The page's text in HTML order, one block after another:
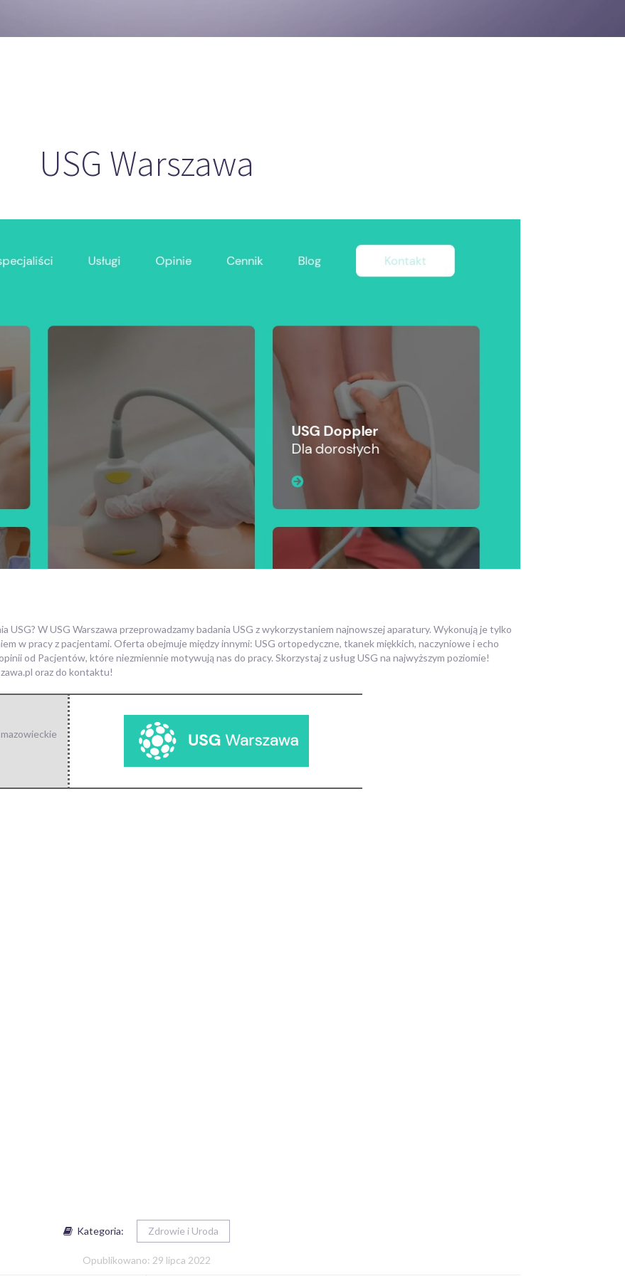
USG Warszawa
W USG Warszawa przeprowadzamy badania USG z wykorzystaniem najnowszej aparatury. Wykonują je tylko
w pracy z pacjentami. Oferta obejmuje między innymi: USG ortopedyczne, tkanek miękkich, naczyniowe i echo
od Pacjentów, które niezmiennie motywują nas do pracy. Skorzystaj z usług USG na najwyższym poziomie!
oraz do kontaktu!
mazowieckie
Kategoria: Zdrowie i Uroda
Opublikowano: 29 lipca 2022